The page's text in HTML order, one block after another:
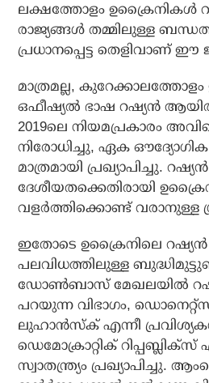
ലക്ഷത്തോളം ഉക്രൈനികള്‍
രാജ്യങ്ങള്‍ തമ്മിലുള്ള
പ്രധാനപ്പെട്ട തെളിവാണ് ഈ
മാത്രമല്ല,
ഒഫീഷ്യല്‍ ഭാഷ റഷ്യന്‍
2019ലെ നിയമപ്രകാരം
നിരോധിച്ചു, ഏക
മാത്രമായി പ്രഖ്യാപിച്ചു. റഷ്യന്‍
ദേശീയതക്കെതിരായി
വളര്‍ത്തിക്കൊണ്ട് വരാനുള്ള
ഇതോടെ ഉക്രൈനിലെ
പലവിധത്തിലുള്ള
ഡോണ്‍ബാസ് മേഖലയില്‍
പറയുന്ന വിഭാഗം,
ലുഹാന്‍സ്‌ക് എന്നീ
ഡെമോക്രാറ്റിക്
സ്വാതന്ത്ര്യം പ്രഖ്യാപിച്ചു.